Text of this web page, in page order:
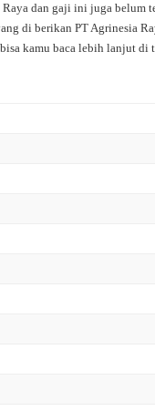
dan gaji ini juga belum
di berikan PT Agrinesia
kamu baca lebih lanjut di